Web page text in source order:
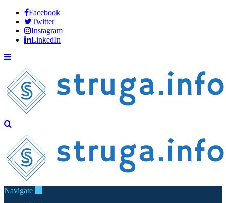
Facebook
Twitter
Instagram
LinkedIn
Navigate